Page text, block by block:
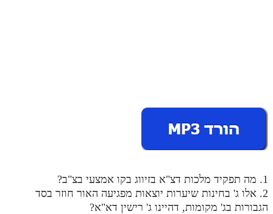
תלמוד עשר הספירות בעיון
תלמוד עשר הספירות חלק א
תע"ס חלק ג' עיון
תלמוד עשר הספירות חלק ד
1. מה תפקיד מלכות דצ"א בזיווג בקו אמצעי בצ"ב?
2. אלו ג' בחינות שיערות יוצאות מפגיעה האור חוזר בסד
הגבורות בג' מקומות, דהיינו ג' רישין דא"א?